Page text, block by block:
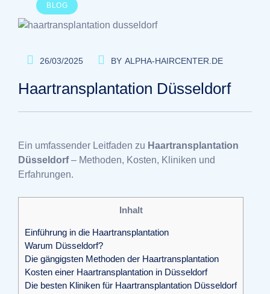
BLOG
26/03/2025 BY ALPHA-HAIRCENTER.DE
Haartransplantation Düsseldorf
Ein umfassender Leitfaden zu Haartransplantation
Düsseldorf– Methoden, Kosten, Kliniken und
Erfahrungen.
Inhalt
Einführung in die Haartransplantation
Warum Düsseldorf?
Die gängigsten Methoden der Haartransplantation
Kosten einer Haartransplantation in Düsseldorf
Die besten Kliniken für Haartransplantation Düsseldorf